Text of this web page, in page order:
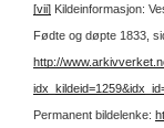
[vii] Kildeinformasjon:
Fødte og døpte 1833,
http://
Permanent bildelenke: